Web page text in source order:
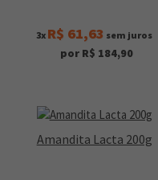
3x R$ 61,63 sem juros
por R$ 184,90
Amandita Lacta 200g